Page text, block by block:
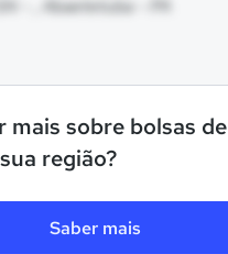
- , Abaetetuba - PA
mais sobre bolsas de
região?
Saber mais